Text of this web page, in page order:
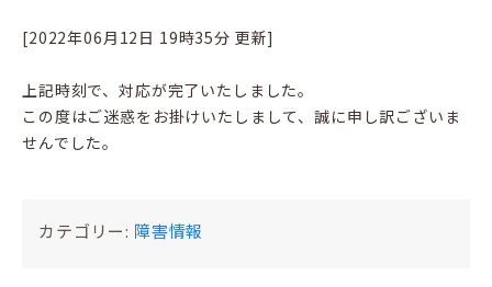
[2022年06月12日 19時35分 更新]
上記時刻で、対応が完了いたしました。
この度はご迷惑をお掛けいたしまして、誠に申し訳ございま
せんでした。
カテゴリー: 障害情報